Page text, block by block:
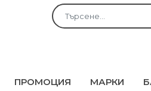
ПРОМОЦИЯ МАРКИ